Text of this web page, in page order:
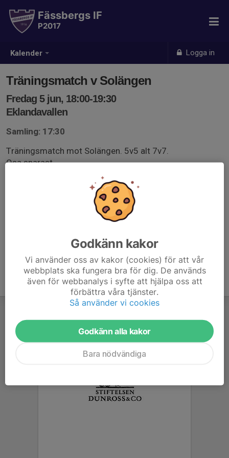
Kalender Logga in
Fässbergs IF
P2017
Träningsmatch v Solängen
Fredag 5 jun, 18:00-19:30
Eklandavallen
Samling: 17:30
Träningsmatch mot Solängen. 5v5 alt 7v7.
Osa snarast.
Godkänn kakor
Vi använder oss av kakor (cookies) för att vår
webbplats ska fungera bra för dig. De används
även för webbanalys i syfte att hjälpa oss att
förbättra våra tjänster.
Så använder vi cookies
Godkänn alla kakor
Bara nödvändiga